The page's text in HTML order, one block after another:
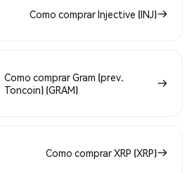
Como comprar Injective (INJ)
Como comprar Gram (prev.
Toncoin) (GRAM)
Como comprar XRP (XRP)